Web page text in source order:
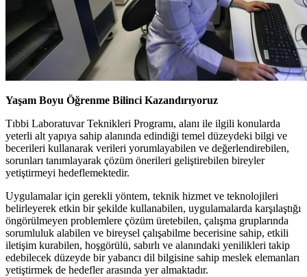
Yaşam Boyu Öğrenme Bilinci Kazandırıyoruz
Tıbbi Laboratuvar Teknikleri Programı, alanı ile ilgili konularda
yeterli alt yapıya sahip alanında edindiği temel düzeydeki bilgi ve
becerileri kullanarak verileri yorumlayabilen ve değerlendirebilen,
sorunları tanımlayarak çözüm önerileri geliştirebilen bireyler
yetiştirmeyi hedeflemektedir.
Uygulamalar için gerekli yöntem, teknik hizmet ve teknolojileri
belirleyerek etkin bir şekilde kullanabilen, uygulamalarda karşılaştığı
öngörülmeyen problemlere çözüm üretebilen, çalışma gruplarında
sorumluluk alabilen ve bireysel çalışabilme becerisine sahip, etkili
iletişim kurabilen, hoşgörülü, sabırlı ve alanındaki yenilikleri takip
edebilecek düzeyde bir yabancı dil bilgisine sahip meslek elemanları
yetiştirmek de hedefler arasında yer almaktadır.